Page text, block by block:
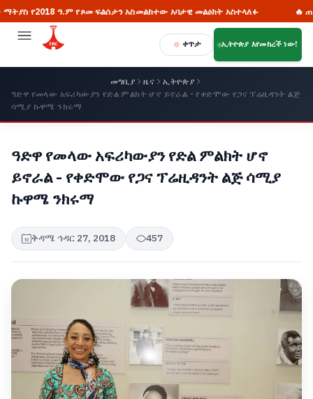
ዓ.ም የጾመ ፍልሰታን አስመልክተው አባታዊ መልዕክት አስተላለፉ 🔥 ጠቅላይ
ቀጥታ ኢትዮጵያ እየመከረች ነው!
መግቢያ ዜና
ኢትዮጵያ
ዓድዋ የመላው አፍሪካውያን የድል ምልክት ሆኖ ይኖራል - የቀድሞው የጋና ፕሬዚዳንት ልጅ
ሳሚያ ኩዋሜ ንክሩማ
ዓድዋ የመላው አፍሪካውያን የድል ምልክት ሆኖ
ይኖራል - የቀድሞው የጋና ፕሬዚዳንት ልጅ ሳሚያ
ኩዋሜ ንክሩማ
ቅዳሜ ኅዳር 27, 2018 457